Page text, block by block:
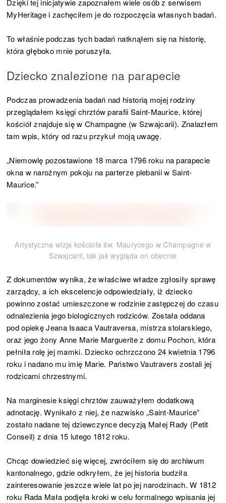
Dzięki tej inicjatywie zapoznałem wiele osób z serwisem
MyHeritage i zachęciłem je do rozpoczęcia własnych badań.
To właśnie podczas tych badań natknąłem się na historię,
która głęboko mnie poruszyła.
Dziecko znalezione na parapecie
Podczas prowadzenia badań nad historią mojej rodziny
przeglądałem księgi chrztów parafii Saint-Maurice, której
kościół znajduje się w Champagne (w Szwajcarii). Znalazłem
tam wpis, który od razu przykuł moją uwagę.
„Niemowlę pozostawione 18 marca 1796 roku na parapecie
okna w narożnym pokoju na parterze plebanii w Saint-
Maurice.”
Artystyczna wizja kościoła św. Maurycego w Champagne w
Szwajcarii, tak jak wygląda on obecnie
Z dokumentów wynika, że właściwe władze zgłosiły sprawę
zarządcy, a ich ekscelencje odpowiedziały, iż dziecko
powinno zostać umieszczone w rodzinie zastępczej do czasu
odnalezienia jego biologicznych rodziców. Została oddana
pod opiekę Jeana Isaaca Vautraversa, mistrza stolarskiego,
oraz jego żony Anne Marie Marguerite z domu Pochon, która
pełniła rolę jej mamki. Dziecko ochrzczono 24 kwietnia 1796
roku i nadano mu imię Marie. Państwo Vautravers zostali jej
rodzicami chrzestnymi.
Na marginesie księgi chrztów zauważyłem dodatkową
adnotację. Wynikało z niej, że nazwisko „Saint-Maurice”
zostało nadane tej dziewczynce decyzją Małej Rady (Petit
Conseil) z dnia 15 lutego 1812 roku.
Chcąc dowiedzieć się więcej, zwróciłem się do archiwum
kantonalnego, gdzie odkryłem, że jej historia budziła
zainteresowanie jeszcze wiele lat po jej narodzinach. W 1812
roku Rada Mała podjęła kroki w celu formalnego wpisania jej